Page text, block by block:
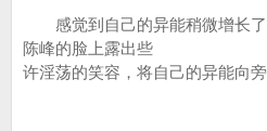
感觉到自己的异能稍微增长了
陈峰的脸上露出些
许淫荡的笑容，将自己的异能向旁